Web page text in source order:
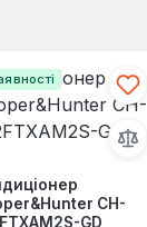
CH-
GD